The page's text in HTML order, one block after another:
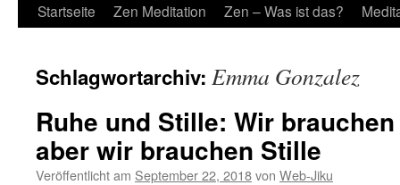
Startseite Zen Meditation Zen – Was ist das?
Schlagwortarchiv: Emma Gonzalez
Ruhe und Stille: Wir
aber wir brauchen Stille
Veröffentlicht am September 22, 2018von Web-Jiku